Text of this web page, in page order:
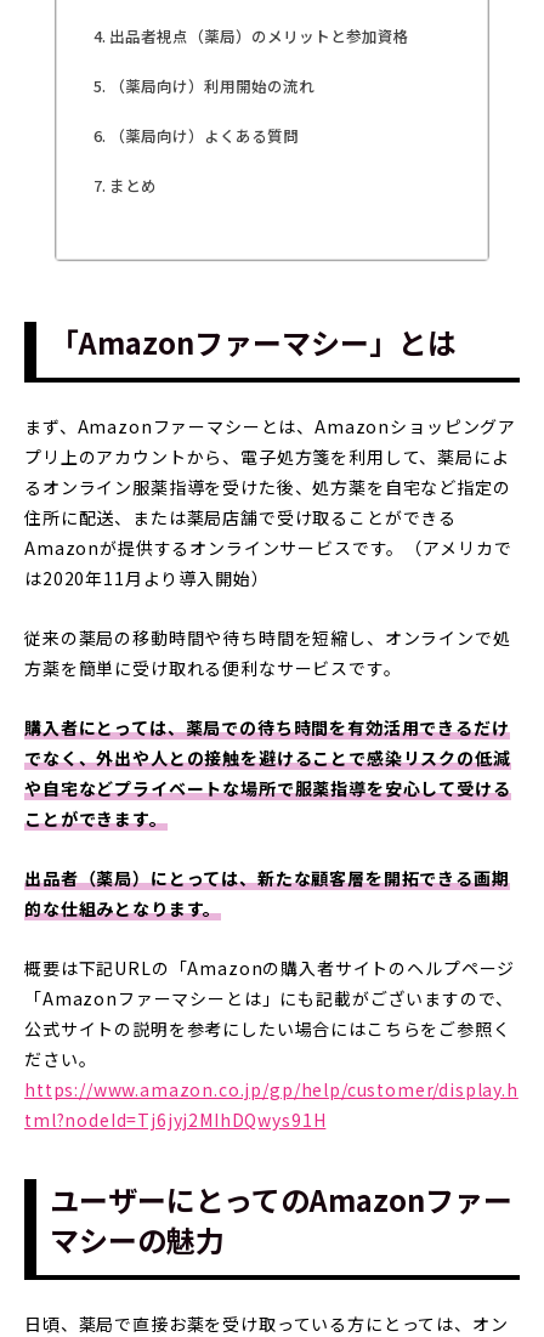
出品者視点（薬局）のメリットと参加資格
（薬局向け）利用開始の流れ
（薬局向け）よくある質問
まとめ
「Amazonファーマシー」とは
まず、Amazonファーマシーとは、Amazonショッピングア
プリ上のアカウントから、電子処方箋を利用して、薬局によ
るオンライン服薬指導を受けた後、処方薬を自宅など指定の
住所に配送、または薬局店舗で受け取ることができる
Amazonが提供するオンラインサービスです。（アメリカで
は2020年11月より導入開始）
従来の薬局の移動時間や待ち時間を短縮し、オンラインで処
方薬を簡単に受け取れる便利なサービスです。
購入者にとっては、薬局での待ち時間を有効活用できるだけ
でなく、外出や人との接触を避けることで感染リスクの低減
や自宅などプライベートな場所で服薬指導を安心して受ける
ことができます。
出品者（薬局）にとっては、新たな顧客層を開拓できる画期
的な仕組みとなります。
概要は下記URLの「Amazonの購入者サイトのヘルプページ
「Amazonファーマシーとは」にも記載がございますので、
公式サイトの説明を参考にしたい場合にはこちらをご参照く
ださい。
https://www.amazon.co.jp/gp/help/customer/display.h
tml?nodeId=Tj6jyj2MIhDQwys91H
ユーザーにとってのAmazonファー
マシーの魅力
日頃、薬局で直接お薬を受け取っている方にとっては、オン